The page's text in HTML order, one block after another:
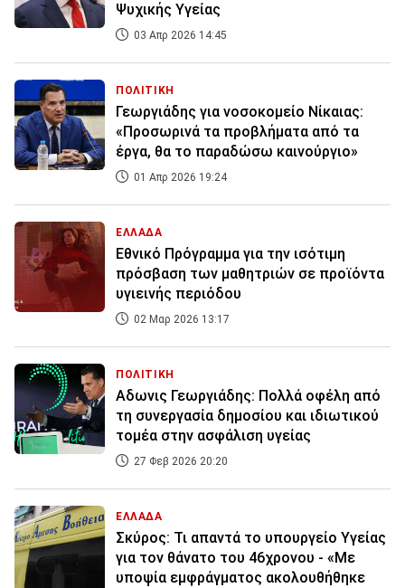
Ψυχικής Υγείας
03 Απρ 2026 14:45
ΠΟΛΙΤΙΚΗ
Γεωργιάδης για νοσοκομείο Νίκαιας:
«Προσωρινά τα προβλήματα από τα
έργα, θα το παραδώσω καινούργιο»
01 Απρ 2026 19:24
ΕΛΛΑΔΑ
Εθνικό Πρόγραμμα για την ισότιμη
πρόσβαση των μαθητριών σε προϊόντα
υγιεινής περιόδου
02 Μαρ 2026 13:17
ΠΟΛΙΤΙΚΗ
Αδωνις Γεωργιάδης: Πολλά οφέλη από
τη συνεργασία δημοσίου και ιδιωτικού
τομέα στην ασφάλιση υγείας
27 Φεβ 2026 20:20
ΕΛΛΑΔΑ
Σκύρος: Τι απαντά το υπουργείο Υγείας
για τον θάνατο του 46χρονου - «Με
υποψία εμφράγματος ακολουθήθηκε